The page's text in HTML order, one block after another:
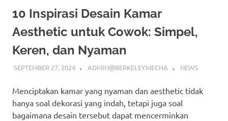
10 Inspirasi Desain Kamar
Aesthetic untuk Cowok: Simpel,
Keren, dan Nyaman
SEPTEMBER 27, 2024 ADMIN@BERKELEYMECHA NEWS
Menciptakan kamar yang nyaman dan aesthetic tidak
hanya soal dekorasi yang indah, tetapi juga soal
bagaimana desain tersebut dapat mencerminkan